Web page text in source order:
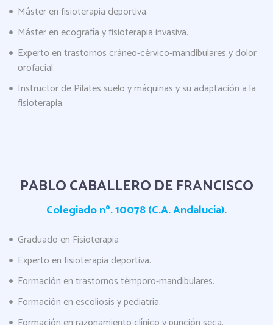
Máster en fisioterapia deportiva.
Máster en ecografía y fisioterapia invasiva.
Experto en trastornos cráneo-cérvico-mandibulares y dolor
orofacial.
Instructor de Pilates suelo y máquinas y su adaptación a la
fisioterapia.
PABLO CABALLERO DE FRANCISCO
Colegiado nº. 10078 (C.A. Andalucía).
Graduado en Fisioterapia
Experto en fisioterapia deportiva.
Formación en trastornos témporo-mandibulares.
Formación en escoliosis y pediatría.